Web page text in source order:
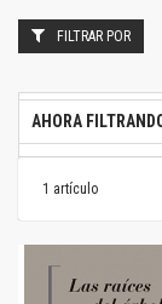
1 artículo
FILTRAR POR
AHORA